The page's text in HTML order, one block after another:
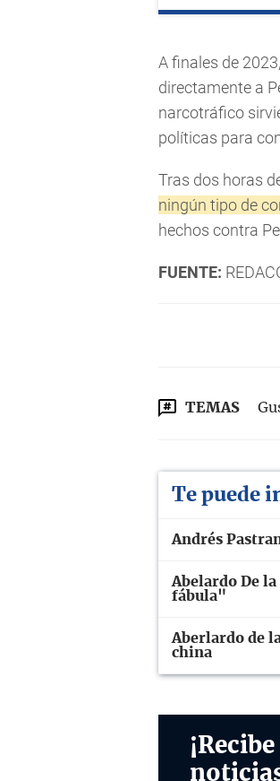
A finales de
directamente a
narcotráfico
políticas para
Tras dos horas
ningún tipo de
hechos contra
FUENTE:
TEMAS
Te puede
Andrés
Abelardo De
fábula"
Aberlardo de
china